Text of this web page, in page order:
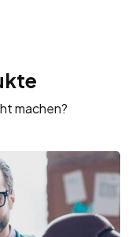
machen?